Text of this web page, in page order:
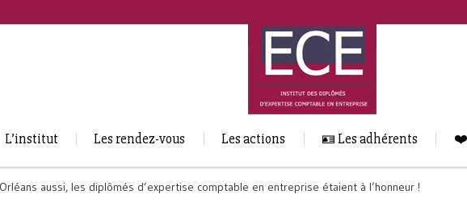
L’institut Les rendez-vous Les actions 🪪 Les adhérents ❤️
aussi, les diplômés d’expertise comptable en entreprise étaient à l’honneur !